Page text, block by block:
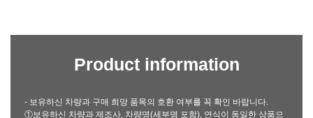
Product information
- 보유하신 차량과 구매 희망 품목의 호환 여부를 꼭 확인 바랍니다.
①보유하신 차량과 제조사, 차량명(세부명 포함), 연식이 동일한 상품으